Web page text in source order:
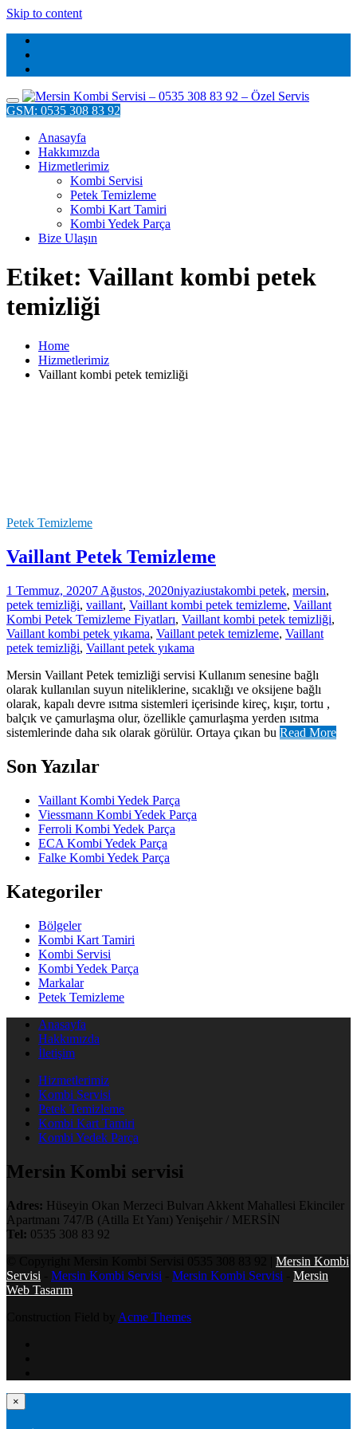
Skip to content
GSM: 0535 308 83 92
Anasayfa
Hakkımızda
Hizmetlerimiz
Kombi Servisi
Petek Temizleme
Kombi Kart Tamiri
Kombi Yedek Parça
Bize Ulaşın
Etiket: Vaillant kombi petek
temizliği
Home
Hizmetlerimiz
Vaillant kombi petek temizliği
Petek Temizleme
Vaillant Petek Temizleme
1 Temmuz, 20207 Ağustos, 2020niyaziustakombi petek, mersin,
petek temizliği, vaillant, Vaillant kombi petek temizleme, Vaillant
Kombi Petek Temizleme Fiyatları, Vaillant kombi petek temizliği,
Vaillant kombi petek yıkama, Vaillant petek temizleme, Vaillant
petek temizliği, Vaillant petek yıkama
Mersin Vaillant Petek temizliği servisi Kullanım senesine bağlı
olarak kullanılan suyun niteliklerine, sıcaklığı ve oksijene bağlı
olarak, kapalı devre ısıtma sistemleri içerisinde kireç, kışır, tortu ,
balçık ve çamurlaşma olur, özellikle çamurlaşma yerden ısıtma
sistemlerinde daha sık olarak görülür. Ortaya çıkan bu Read More
Son Yazılar
Vaillant Kombi Yedek Parça
Viessmann Kombi Yedek Parça
Ferroli Kombi Yedek Parça
ECA Kombi Yedek Parça
Falke Kombi Yedek Parça
Kategoriler
Bölgeler
Kombi Kart Tamiri
Kombi Servisi
Kombi Yedek Parça
Markalar
Petek Temizleme
Anasayfa
Hakkımızda
İletişim
Hizmetlerimiz
Kombi Servisi
Petek Temizleme
Kombi Kart Tamiri
Kombi Yedek Parça
Mersin Kombi servisi
Adres: Hüseyin Okan Merzeci Bulvarı Akkent Mahallesi Ekinciler
Apartmanı 747/B (Atilla Et Yanı) Yenişehir / MERSİN
Tel: 0535 308 83 92
Mersin Kombi
Servisi
Mersin Kombi Servisi Mersin Kombi Servisi
Mersin
Web Tasarım
Acme Themes
×